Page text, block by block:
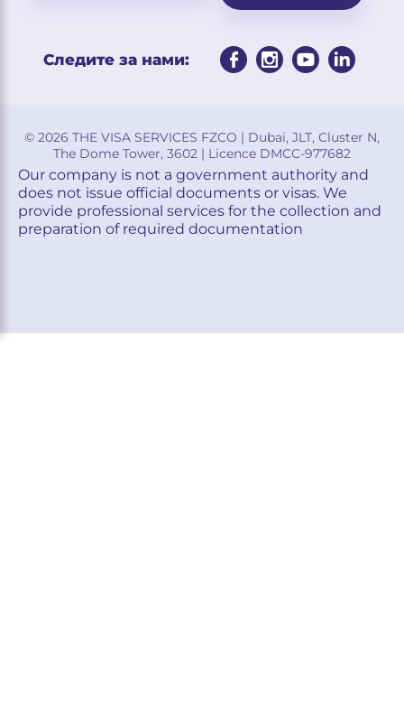
Следите за нами:
© 2026 THE VISA SERVICES FZCO | Dubai, JLT, Cluster N,
The Dome Tower, 3602 | Licence DMCC-977682
Our company is not a government authority and
does not issue official documents or visas. We
provide professional services for the collection and
preparation of required documentation